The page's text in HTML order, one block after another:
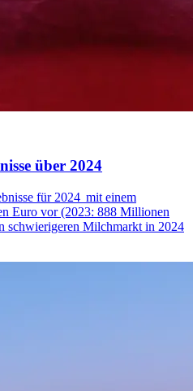
über 2024
für 2024 mit einem
Euro vor (2023: 888 Millionen
schwierigeren Milchmarkt in 2024